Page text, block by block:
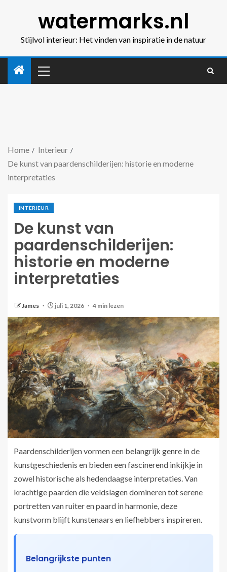
watermarks.nl
Stijlvol interieur: Het vinden van inspiratie in de natuur
Home
Interieur
De kunst van paardenschilderijen: historie en moderne
interpretaties
INTERIEUR
De kunst van
paardenschilderijen:
historie en moderne
interpretaties
James juli 1, 2026 4 min lezen
Paardenschilderijen vormen een belangrijk genre in de
kunstgeschiedenis en bieden een fascinerend inkijkje in
zowel historische als hedendaagse interpretaties. Van
krachtige paarden die veldslagen domineren tot serene
portretten van ruiter en paard in harmonie, deze
kunstvorm blijft kunstenaars en liefhebbers inspireren.
Belangrijkste punten